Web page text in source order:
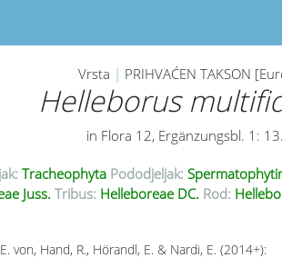
Vrsta | PRIHVAĆEN TAKSON
Helleborus
in Flora 12, Ergänzungsbl. 1:
Tracheophyta Pododjeljak:
Juss. Tribus: Helleboreae DC. Rod:
von, Hand, R., Hörandl, E. & Nardi, E. (2014+):